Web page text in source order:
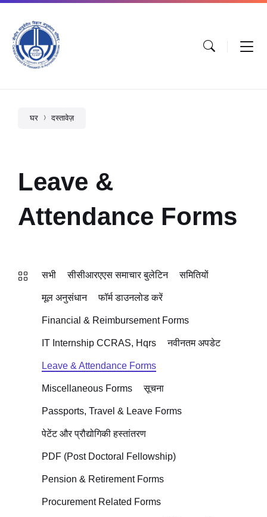
घर दस्तावेज़
Leave &
Attendance Forms
सभी सीसीआरएएस समाचार बुलेटिन समितियों
मूल अनुसंधान फॉर्म डाउनलोड करें
Financial & Reimbursement Forms
IT Internship CCRAS, Hqrs नवीनतम अपडेट
Leave & Attendance Forms
Miscellaneous Forms सूचना
Passports, Travel & Leave Forms
पेटेंट और प्रौद्योगिकी हस्तांतरण
PDF (Post Doctoral Fellowship)
Pension & Retirement Forms
Procurement Related Forms